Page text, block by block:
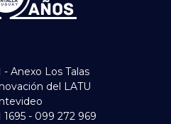
- Anexo Los Talas
del LATU
1695 - 099 272 969